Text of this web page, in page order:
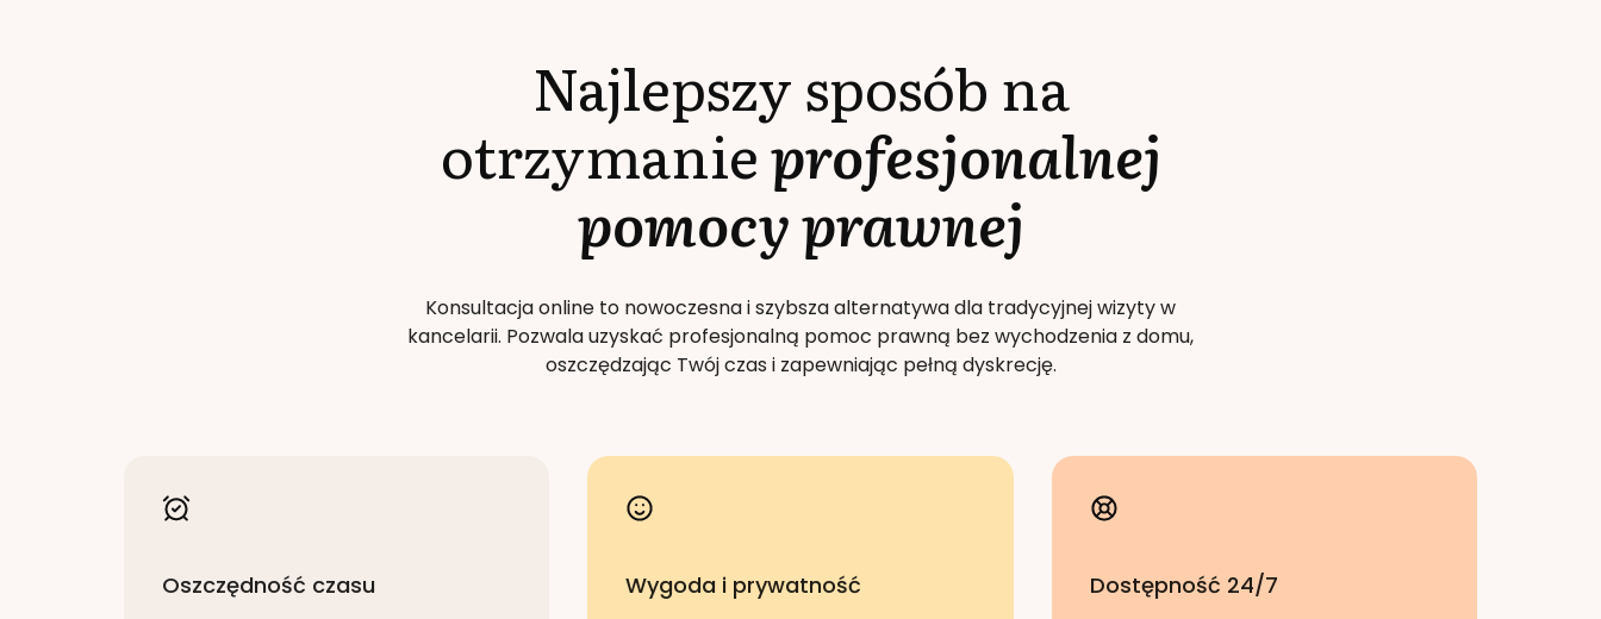
Najlepszy sposób na
otrzymanieprofesjonalnej
pomocy prawnej
Konsultacja online to nowoczesna i szybsza alternatywa dla tradycyjnej wizyty w
kancelarii. Pozwala uzyskać profesjonalną pomoc prawną bez wychodzenia z domu,
oszczędzając Twój czas i zapewniając pełną dyskrecję.
Oszczędność czasu Wygoda i prywatność Dostępność 24/7